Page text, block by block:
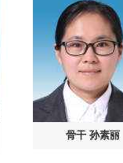
骨干孙素丽